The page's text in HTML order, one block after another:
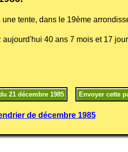
tente, dans le 19ème
aujourd'hui 40 ans 7 mois et 17
de décembre 1985